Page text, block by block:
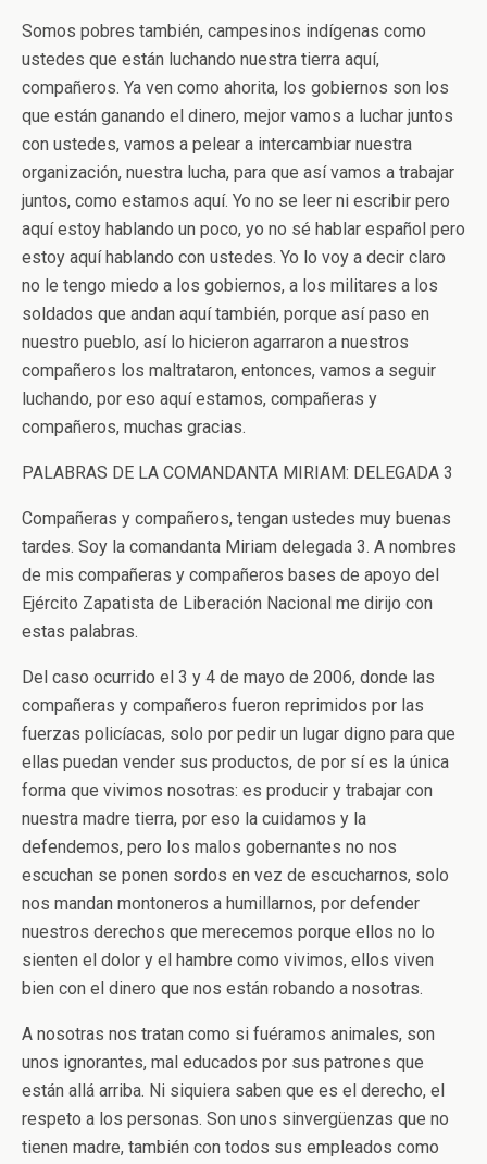
Somos pobres también, campesinos indígenas como
ustedes que están luchando nuestra tierra aquí,
compañeros. Ya ven como ahorita, los gobiernos son los
que están ganando el dinero, mejor vamos a luchar juntos
con ustedes, vamos a pelear a intercambiar nuestra
organización, nuestra lucha, para que así vamos a trabajar
juntos, como estamos aquí. Yo no se leer ni escribir pero
aquí estoy hablando un poco, yo no sé hablar español pero
estoy aquí hablando con ustedes. Yo lo voy a decir claro
no le tengo miedo a los gobiernos, a los militares a los
soldados que andan aquí también, porque así paso en
nuestro pueblo, así lo hicieron agarraron a nuestros
compañeros los maltrataron, entonces, vamos a seguir
luchando, por eso aquí estamos, compañeras y
compañeros, muchas gracias.
PALABRAS DE LA COMANDANTA MIRIAM: DELEGADA 3
Compañeras y compañeros, tengan ustedes muy buenas
tardes. Soy la comandanta Miriam delegada 3. A nombres
de mis compañeras y compañeros bases de apoyo del
Ejército Zapatista de Liberación Nacional me dirijo con
estas palabras.
Del caso ocurrido el 3 y 4 de mayo de 2006, donde las
compañeras y compañeros fueron reprimidos por las
fuerzas policíacas, solo por pedir un lugar digno para que
ellas puedan vender sus productos, de por sí es la única
forma que vivimos nosotras: es producir y trabajar con
nuestra madre tierra, por eso la cuidamos y la
defendemos, pero los malos gobernantes no nos
escuchan se ponen sordos en vez de escucharnos, solo
nos mandan montoneros a humillarnos, por defender
nuestros derechos que merecemos porque ellos no lo
sienten el dolor y el hambre como vivimos, ellos viven
bien con el dinero que nos están robando a nosotras.
A nosotras nos tratan como si fuéramos animales, son
unos ignorantes, mal educados por sus patrones que
están allá arriba. Ni siquiera saben que es el derecho, el
respeto a los personas. Son unos sinvergüenzas que no
tienen madre, también con todos sus empleados como